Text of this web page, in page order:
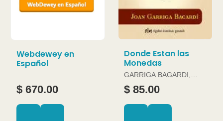
Webdewey en
Español
$ 670.00
Donde Estan las
Monedas
GARRIGA BAGARDI,
JOAN
$ 85.00